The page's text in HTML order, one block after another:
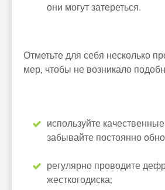
они могут затереться.
Отметьте для себя несколько
мер, чтобы не возникало
используйте
забывайте постоянно
регулярно проводите
жесткогодиска;